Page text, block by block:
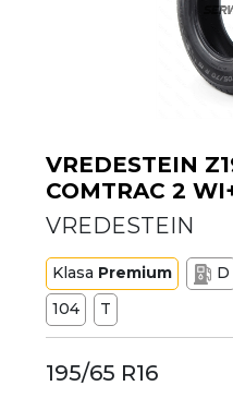
VREDESTEIN
COMTRAC 2
VREDESTEIN
Klasa Premium D
104
T
195/65 R16